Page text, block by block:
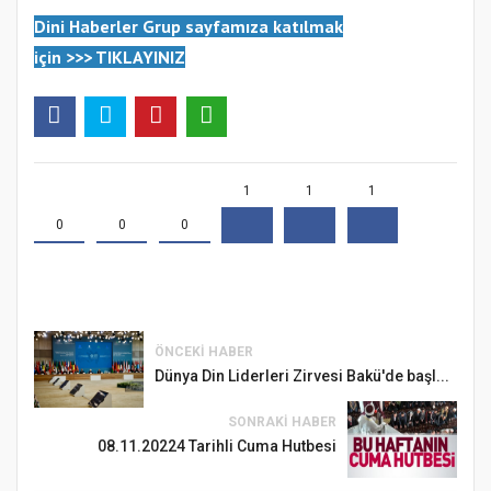
Dini Haberler Grup sayfamıza katılmak
için >>> TIKLAYINIZ
0 0 0
1 1 1
ÖNCEKI HABER
Dünya Din Liderleri Zirvesi Bakü'de başl...
SONRAKI HABER
08.11.20224 Tarihli Cuma Hutbesi